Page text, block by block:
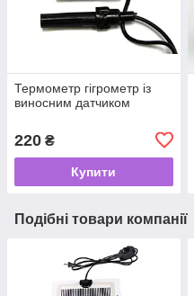
Термометр гігрометр із
виносним датчиком
220 ₴
Купити
Подібні товари компанії